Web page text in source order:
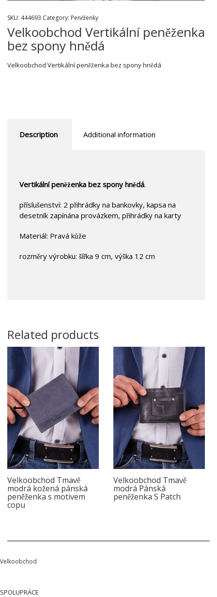
SKU: 444693 Category: Peněženky
Velkoobchod Vertikální peněženka
bez spony hnědá
Velkoobchod Vertikální peněženka bez spony hnědá
Description Additional information
Vertikální peněženka bez spony hnědá.
příslušenství: 2 přihrádky na bankovky, kapsa na
desetník zapínána provázkem, přihrádky na karty
Materiál: Pravá kůže
rozměry výrobku: šířka 9 cm, výška 12 cm
Related products
Velkoobchod Tmavě
modrá kožená pánská
peněženka s motivem
copu
Velkoobchod Tmavě
modrá Pánská
peněženka S Patch
Velkoobchod
SPOLUPRÁCE